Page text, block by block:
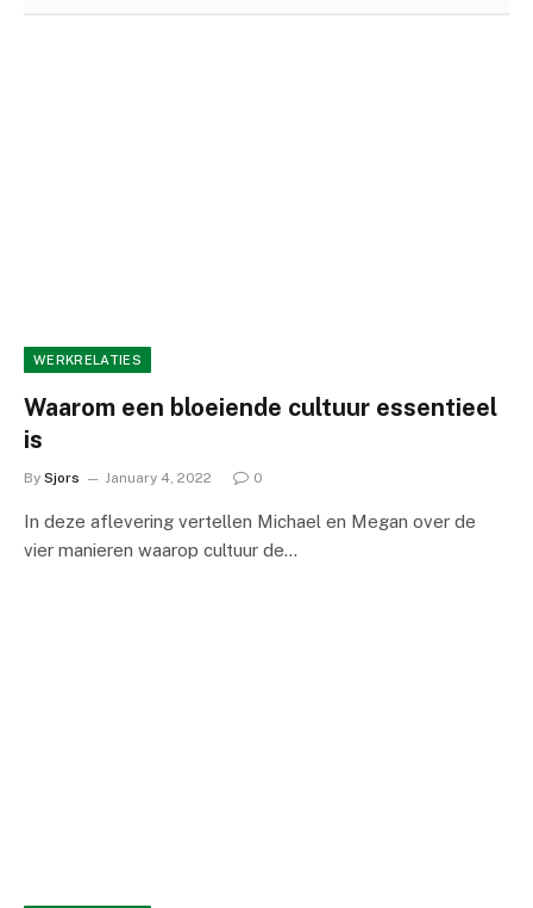
WERKRELATIES
Waarom een ​​bloeiende cultuur essentieel
is
By Sjors January 4, 2022 0
In deze aflevering vertellen Michael en Megan over de
vier manieren waarop cultuur de…